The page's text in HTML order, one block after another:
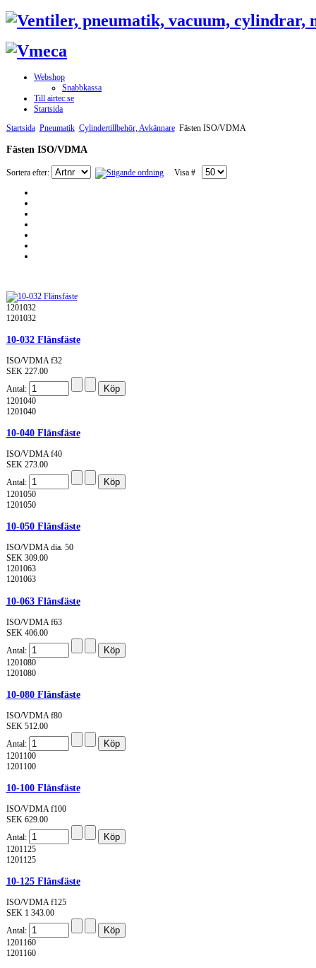
Webshop
Snabbkassa
Till airtec.se
Startsida
Startsida Pneumatik Cylindertillbehör, Avkännare Fästen ISO/VDMA
Fästen ISO/VDMA
Sortera efter: Visa #
1201032
1201032
10-032 Flänsfäste
ISO/VDMA f32
SEK 227.00
Antal:
1201040
1201040
10-040 Flänsfäste
ISO/VDMA f40
SEK 273.00
Antal:
1201050
1201050
10-050 Flänsfäste
ISO/VDMA dia. 50
SEK 309.00
1201063
1201063
10-063 Flänsfäste
ISO/VDMA f63
SEK 406.00
Antal:
1201080
1201080
10-080 Flänsfäste
ISO/VDMA f80
SEK 512.00
Antal:
1201100
1201100
10-100 Flänsfäste
ISO/VDMA f100
SEK 629.00
Antal:
1201125
1201125
10-125 Flänsfäste
ISO/VDMA f125
SEK 1 343.00
Antal:
1201160
1201160